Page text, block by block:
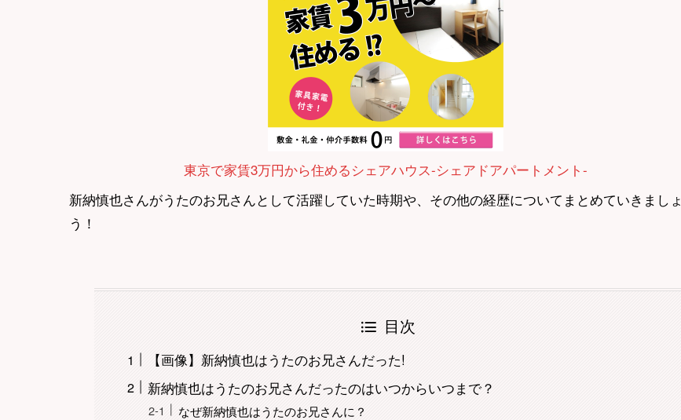
東京で家賃3万円から住めるシェアハウス-シェアドアパートメント-
新納慎也さんがうたのお兄さんとして活躍していた時期や、その他の経歴についてまとめていきましょ
う！
目次
【画像】新納慎也はうたのお兄さんだった!
新納慎也はうたのお兄さんだったのはいつからいつまで？
なぜ新納慎也はうたのお兄さんに？